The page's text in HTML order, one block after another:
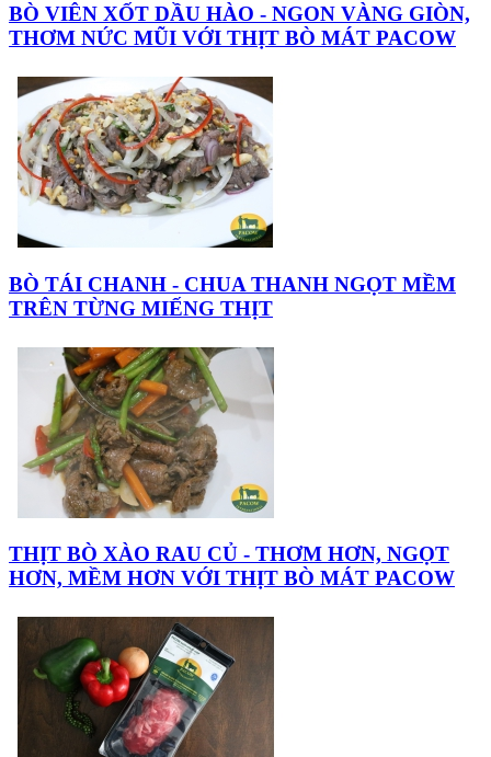
BÒ VIÊN XỐT DẦU HÀO - NGON VÀNG GIÒN,
THƠM NỨC MŨI VỚI THỊT BÒ MÁT PACOW
BÒ TÁI CHANH - CHUA THANH NGỌT MỀM
TRÊN TỪNG MIẾNG THỊT
THỊT BÒ XÀO RAU CỦ - THƠM HƠN, NGỌT
HƠN, MỀM HƠN VỚI THỊT BÒ MÁT PACOW